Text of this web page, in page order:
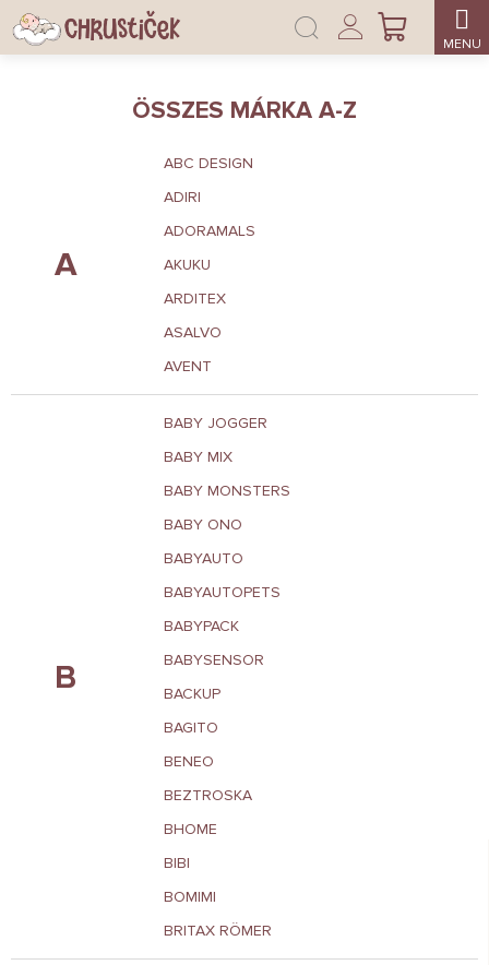
Ugrás
fő
KOSÁR
Bejelentkezés
ÖSSZES MÁRKA A-Z
A
ABC DESIGN
ADIRI
ADORAMALS
AKUKU
ARDITEX
ASALVO
AVENT
B
BABY JOGGER
BABY MIX
BABY MONSTERS
BABY ONO
BABYAUTO
BABYAUTOPETS
BABYPACK
BABYSENSOR
BACKUP
BAGITO
BENEO
BEZTROSKA
BHOME
BIBI
BOMIMI
BRITAX RÖMER